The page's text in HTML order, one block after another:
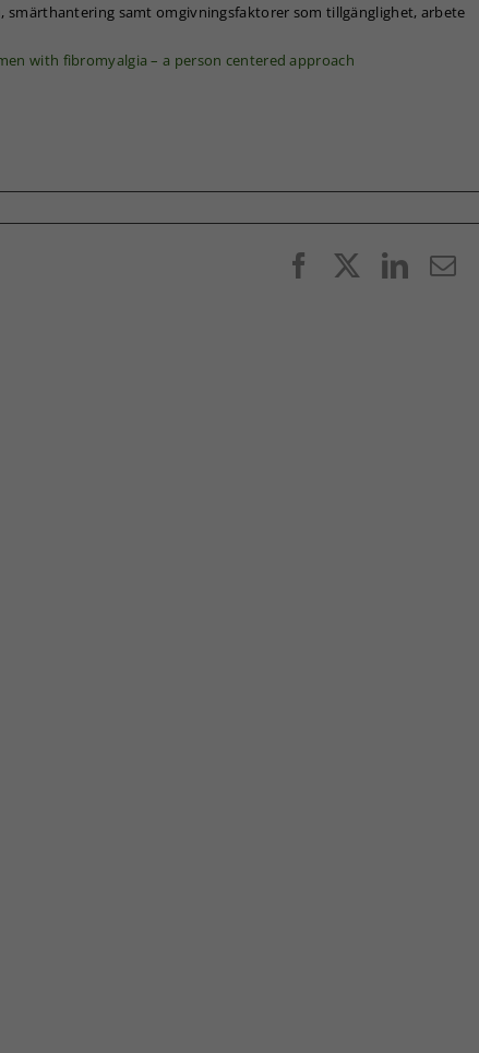
smärthantering samt omgivningsfaktorer som tillgänglighet, arbete
with fibromyalgia – a person centered approach
Facebook
E-